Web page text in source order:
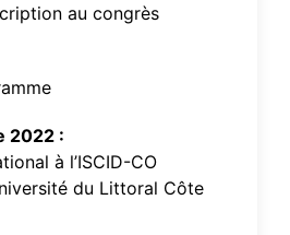
au congrès
2022 :
à l’ISCID-CO
du Littoral Côte